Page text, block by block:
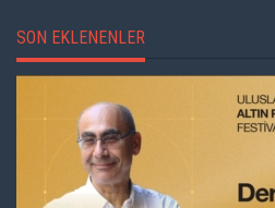
SON EKLENENLER